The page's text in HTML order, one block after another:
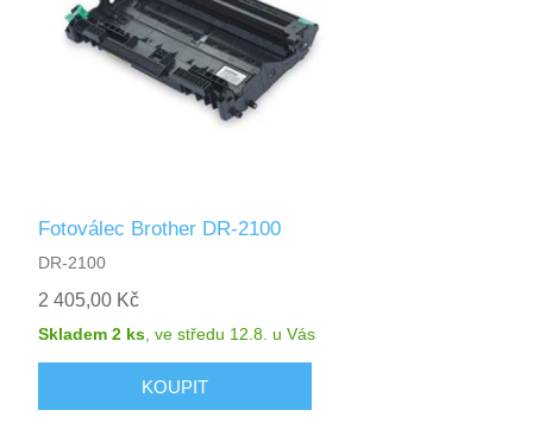
Fotoválec Brother DR-2100
DR-2100
2 405,00 Kč
Skladem 2 ks ,ve středu 12.8. u Vás